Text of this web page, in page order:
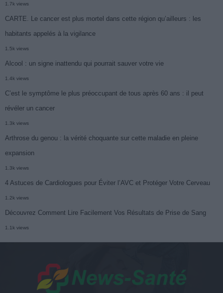
1.7k views
CARTE. Le cancer est plus mortel dans cette région qu’ailleurs : les
habitants appelés à la vigilance
1.5k views
Alcool : un signe inattendu qui pourrait sauver votre vie
1.4k views
C’est le symptôme le plus préoccupant de tous après 60 ans : il peut
révéler un cancer
1.3k views
Arthrose du genou : la vérité choquante sur cette maladie en pleine
expansion
1.3k views
4 Astuces de Cardiologues pour Éviter l’AVC et Protéger Votre Cerveau
1.2k views
Découvrez Comment Lire Facilement Vos Résultats de Prise de Sang
1.1k views